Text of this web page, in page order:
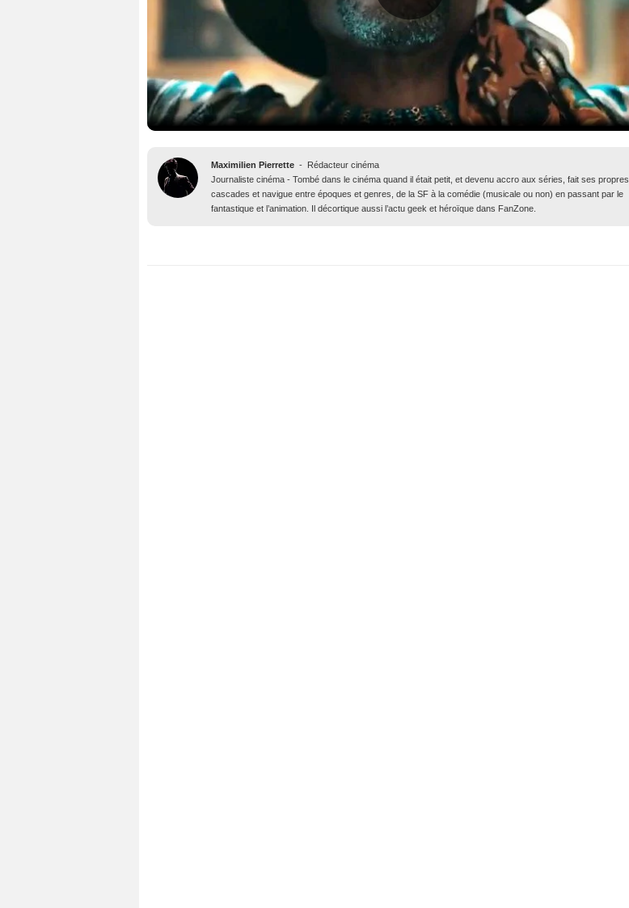
Maximilien Pierrette - Rédacteur cinéma
Journaliste cinéma - Tombé dans le cinéma quand il était petit, et devenu accro aux séries, fait ses propres
cascades et navigue entre époques et genres, de la SF à la comédie (musicale ou non) en passant par le
fantastique et l’animation. Il décortique aussi l’actu geek et héroïque dans FanZone.